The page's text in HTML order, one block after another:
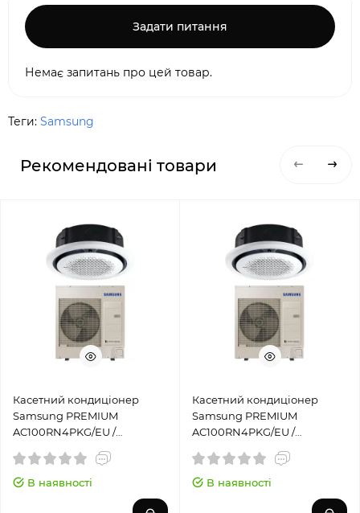
Задати питання
Немає запитань про цей товар.
Теги: Samsung
Рекомендовані товари
Касетний кондиціонер
Samsung PREMIUM
AC100RN4PKG/EU /
В наявності
Касетний кондиціонер
Samsung PREMIUM
AC100RN4PKG/EU /
В наявності